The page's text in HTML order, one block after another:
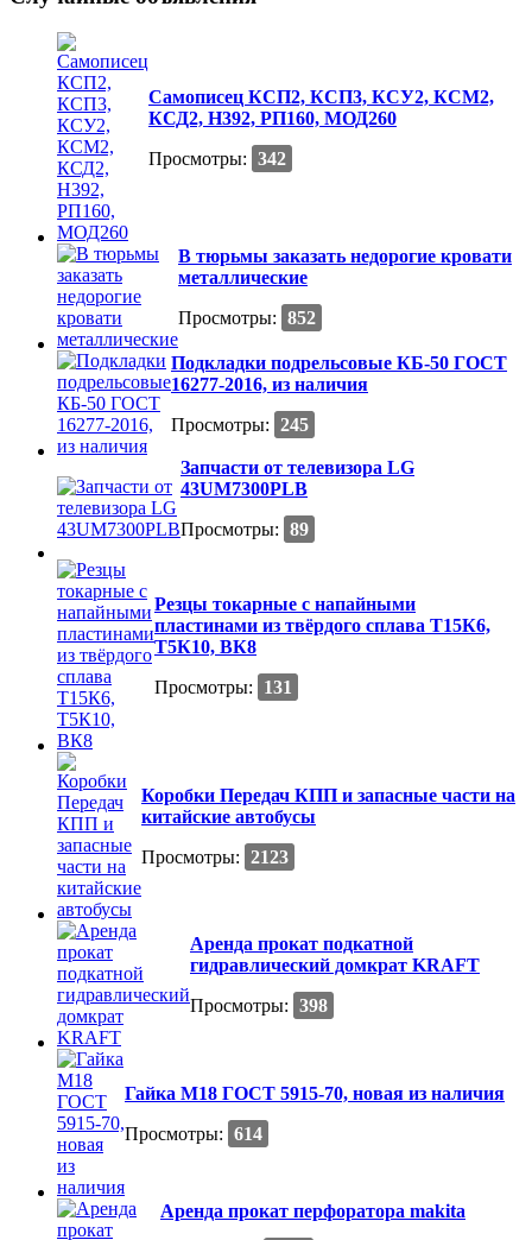
Самописец КСП2, КСП3, КСУ2, КСМ2,
КСД2, Н392, РП160, МОД260
Просмотры: 342
В тюрьмы заказать недорогие кровати
металлические
Просмотры: 852
Подкладки подрельсовые КБ-50 ГОСТ
16277-2016, из наличия
Просмотры: 245
Запчасти от телевизора LG
43UM7300PLB
Просмотры: 89
Резцы токарные с напайными
пластинами из твёрдого сплава Т15К6,
Т5К10, ВК8
Просмотры:
131
Коробки Передач КПП и запасные части на
китайские автобусы
Просмотры: 2123
Аренда прокат подкатной
гидравлический домкрат KRAFT
Просмотры: 398
Гайка М18 ГОСТ 5915-70, новая из наличия
Просмотры: 614
Аренда прокат перфоратора makita